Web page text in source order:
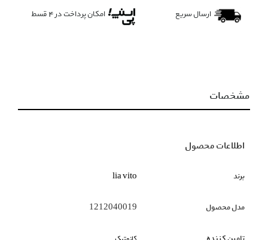
ارسال سریع امکان پرداخت در 4 قسط
مشخصات
اطلاعات محصول
برند lia vito
مدل محصول 1212040019